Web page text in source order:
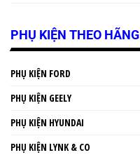
PHỤ KIỆN THEO HÃNG
PHỤ KIỆN FORD
PHỤ KIỆN GEELY
PHỤ KIỆN HYUNDAI
PHỤ KIỆN LYNK & CO